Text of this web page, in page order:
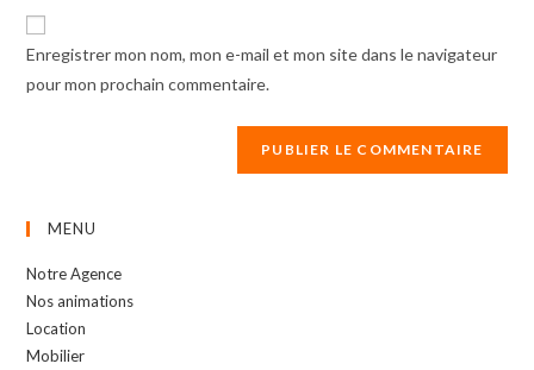
comment
website
URL
Enregistrer mon nom, mon e-mail et mon site dans le navigateur
pour mon prochain commentaire.
MENU
Notre Agence
Nos animations
Location
Mobilier